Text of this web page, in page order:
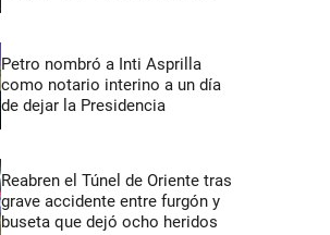
Petro nombró a Inti Asprilla
como notario interino a un día
de dejar la Presidencia
Reabren el Túnel de Oriente tras
grave accidente entre furgón y
buseta que dejó ocho heridos